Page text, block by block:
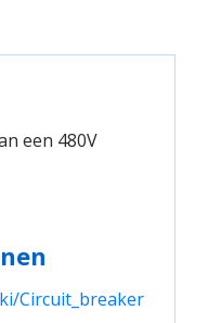
een 480V
Circuit_breaker